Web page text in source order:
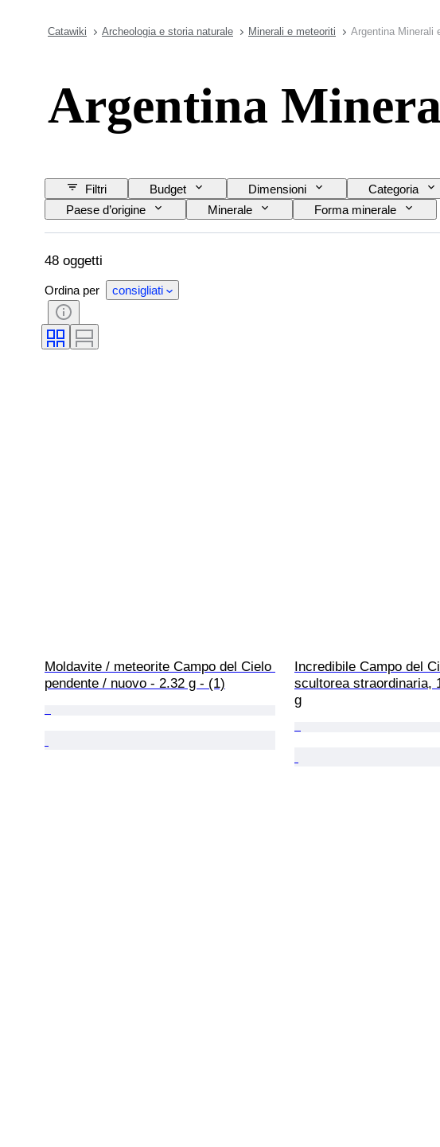
Catawiki Archeologia e storia naturale Minerali e meteoriti Argentina Minerali
Argentina
Filtri Budget Dimensioni Categoria
Paese d’origine
Minerale Forma minerale
48 oggetti
Ordina per consigliati
Moldavite / meteorite Campo del Cielo
pendente / nuovo - 2.32 g - (1)
Incredibile Campo del
scultorea straordinaria,
g